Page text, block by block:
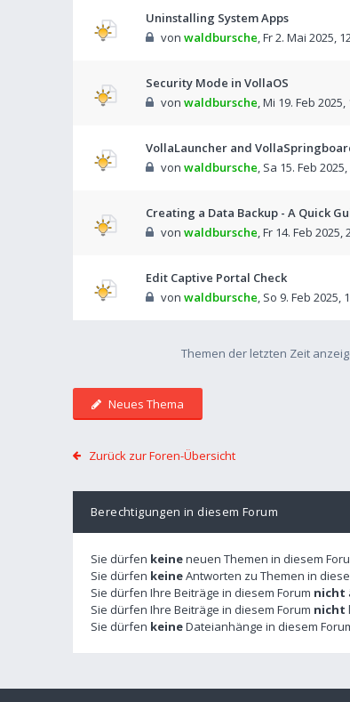
Uninstalling System Apps
von waldbursche,Fr 2. Mai 2025,
Security Mode in VollaOS
von waldbursche,Mi 19. Feb 2025,
VollaLauncher and
von waldbursche, Sa 15. Feb
Creating a Data Backup - A Quick
von waldbursche,Fr 14. Feb 2025,
Edit Captive Portal Check
von waldbursche, So 9. Feb 2025,
Themen der letzten Zeit
Neues Thema
Zurück zur Foren-Übersicht
Berechtigungen in diesem Forum
Sie dürfen keineneuen Themen in diesem
Sie dürfen keineAntworten zu Themen in
Sie dürfen Ihre Beiträge in diesem Forum nicht
Sie dürfen Ihre Beiträge in diesem Forum nicht
Sie dürfen keineDateianhänge in diesem